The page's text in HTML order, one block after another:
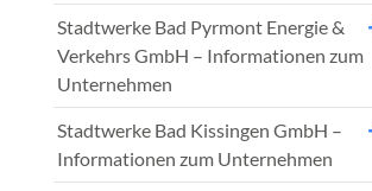
Stadtwerke Bad Pyrmont Energie &
Verkehrs GmbH – Informationen zum
Unternehmen
Stadtwerke Bad Kissingen GmbH –
Informationen zum Unternehmen